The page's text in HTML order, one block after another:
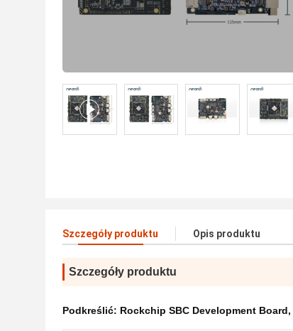
Szczegóły produktu Opis produktu
Szczegóły produktu
Podkreślić: Rockchip SBC Development Board,